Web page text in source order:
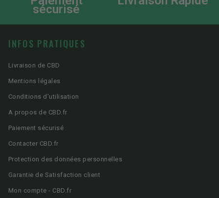
sécurisé
INFOS PRATIQUES
Livraison de CBD
Mentions légales
Conditions d'utilisation
A propos de CBD.fr
Paiement sécurisé
Contacter CBD.fr
Protection des données personnelles
Garantie de Satisfaction client
Mon compte - CBD.fr